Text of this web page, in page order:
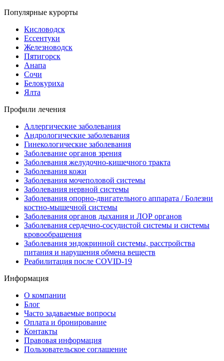
Популярные курорты
Кисловодск
Ессентуки
Железноводск
Пятигорск
Анапа
Сочи
Белокуриха
Ялта
Профили лечения
Аллергические заболевания
Андрологические заболевания
Гинекологические заболевания
Заболевание органов зрения
Заболевания желудочно-кишечного тракта
Заболевания кожи
Заболевания мочеполовой системы
Заболевания нервной системы
Заболевания опорно-двигательного аппарата / Болезни
костно-мышечной системы
Заболевания органов дыхания и ЛОР органов
Заболевания сердечно-сосудистой системы и системы
кровообращения
Заболевания эндокринной системы, расстройства
питания и нарушения обмена веществ
Реабилитация после COVID-19
Информация
О компании
Блог
Часто задаваемые вопросы
Оплата и бронирование
Контакты
Правовая информация
Пользовательское соглашение